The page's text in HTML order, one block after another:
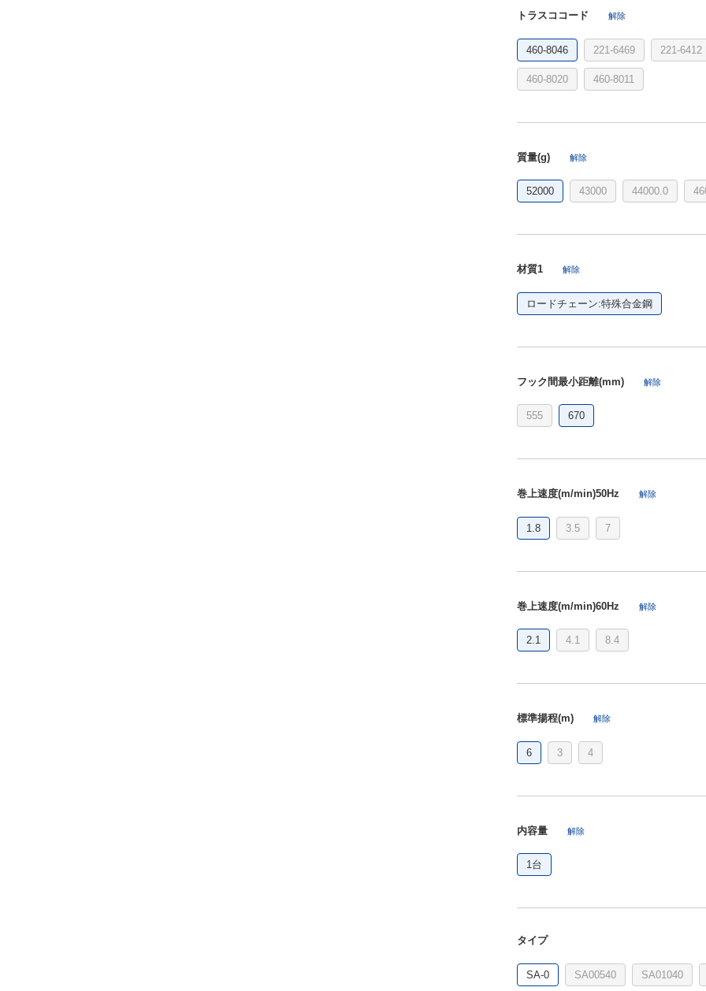
トラスココード 解除
460-8046 221-6469 221-6412
460-8020 460-8011
質量(g) 解除
52000 43000 44000.0
材質1 解除
ロードチェーン:特殊合金鋼
フック間最小距離(mm) 解除
555 670
巻上速度(m/min)50Hz 解除
1.8 3.5 7
巻上速度(m/min)60Hz 解除
2.1 4.1 8.4
標準揚程(m) 解除
6 3 4
内容量 解除
1台
タイプ
SA-0 SA00540 SA01040